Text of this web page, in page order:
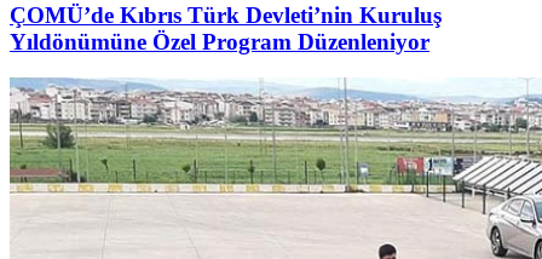
ÇOMÜ’de Kıbrıs Türk Devleti’nin Kuruluş
Yıldönümüne Özel Program Düzenleniyor